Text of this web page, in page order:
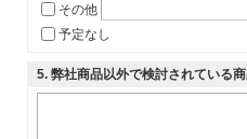
その他
予定なし
5. 弊社商品以外で検討されている